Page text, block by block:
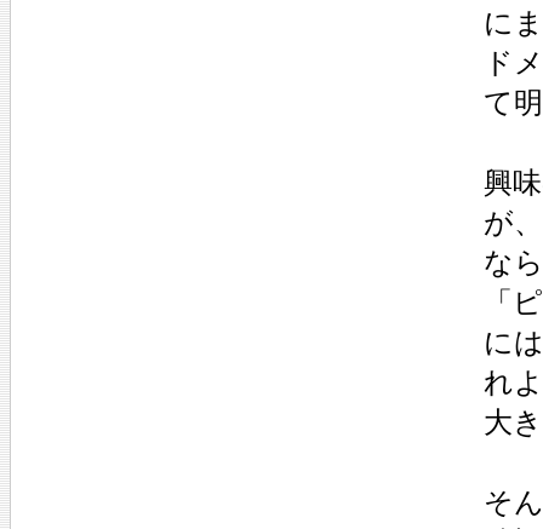
に
ド
て
興
が
な
「
に
れ
大
そ